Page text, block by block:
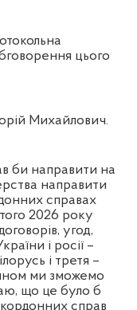
цього
Михайлович.
би направити на
направити
справах
2026 року
угод,
і росії –
і третя –
ми зможемо
що це було б
справ